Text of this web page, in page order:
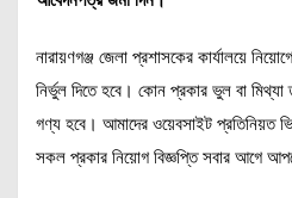
নারায়ণগঞ্জ জেলা প্রশাসকের কার্যালয়ে
নির্ভুল দিতে হবে। কোন প্রকার ভুল বা
গণ্য হবে। আমাদের ওয়েবসাইট প্রতিনিয়ত
সকল প্রকার নিয়োগ বিজ্ঞপ্তি সবার আগে